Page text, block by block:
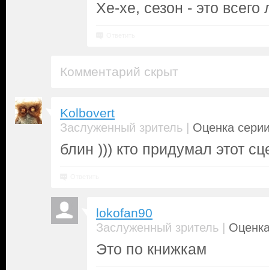
Хе-хе, сезон - это
Комментарий скрыт
Kolbovert
Заслуженный зритель | Оценка
блин ))) кто придумал этот
lokofan90
Заслуженный зритель |
Это по книжкам